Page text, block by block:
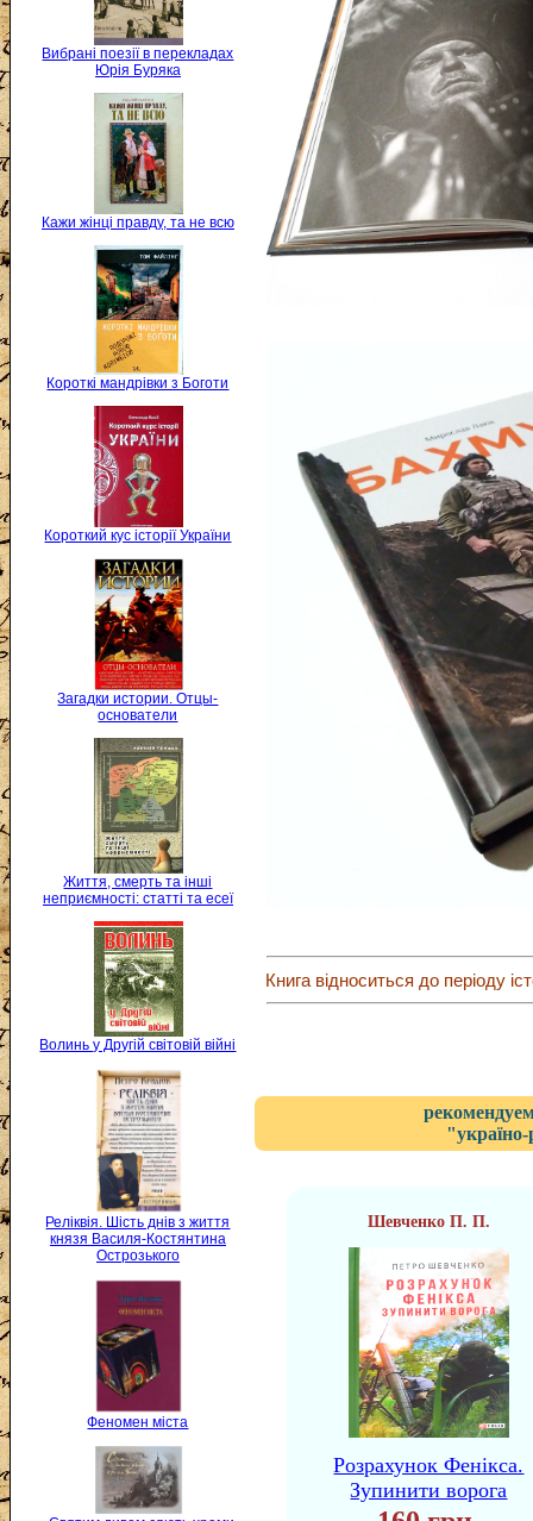
Вибрані поезії в перекладах
Юрія Буряка
Кажи жінці правду, та не всю
Короткі мандрівки з Боготи
Короткий кус історії України
Загадки истории. Отцы-
основатели
Життя, смерть та інші
неприємності: статті та есеї
Волинь у Другій світовій війні
Реліквія. Шість днів з життя
князя Василя-Костянтина
Острозького
Феномен міста
Книга відноситься до періоду
"україно-
Шевченко П. П.
Розрахунок Фенікса.
Зупинити ворога